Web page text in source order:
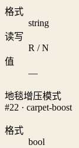
格式
string
读写
R / N
值
—
地毯增压模式
#22 · carpet-boost
格式
bool